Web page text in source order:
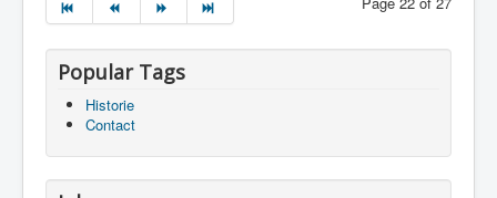
Popular Tags
Historie
Contact